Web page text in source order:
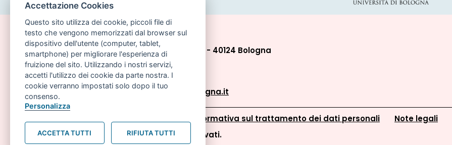
Comune di Bologna, Piazza Maggiore, 6 - 40124 Bologna
P.lva: 01232710374
Email:politicheabitative@comune.bologna.it
Informativa sul trattamento dei dati personali
Note legali
© Comune di Bologna. Tutti i diritti riservati.
Accettazione Cookies
Questo sito utilizza dei cookie, piccoli file di
testo che vengono memorizzati dal browser sul
dispositivo dell'utente (computer, tablet,
smartphone) per migliorare l'esperienza di
fruizione del sito. Utilizzando i nostri servizi,
accetti l'utilizzo dei cookie da parte nostra. I
cookie verranno impostati solo dopo il tuo
consenso.
Personalizza
ACCETTA TUTTI RIFIUTA TUTTI